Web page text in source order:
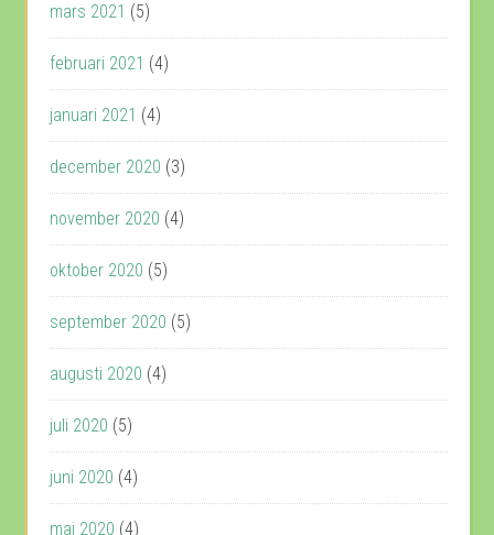
mars 2021 (5)
februari 2021 (4)
januari 2021 (4)
december 2020 (3)
november 2020 (4)
oktober 2020 (5)
september 2020 (5)
augusti 2020 (4)
juli 2020 (5)
juni 2020 (4)
maj 2020 (4)